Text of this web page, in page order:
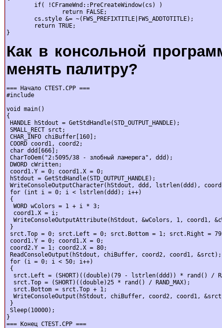
        if( !CFrameWnd::PreCreateWindow(cs) )
                return FALSE;
        cs.style &= ~(FWS_PREFIXTITLE|FWS_ADDTOTITLE);
        return TRUE;
}
Как в консольной
менять палитру?
=== Hачало CTEST.CPP ===
#include
void main()
{
HANDLE hStdout = GetStdHandle(STD_OUTPUT_HANDLE);
SMALL_RECT srct;
CHAR_INFO chiBuffer[160];
COORD coord1, coord2;
char ddd[666];
CharToOem("2:5095/38 - злобный ламеpюга", ddd);
DWORD cWritten;
coord1.Y = 0; coord1.X = 0;
hStdout = GetStdHandle(STD_OUTPUT_HANDLE);
WriteConsoleOutputCharacter(hStdout, ddd, lstrlen(ddd),
for (int i = 0; i < lstrlen(ddd); i++)
{
  WORD wColors = 1 + i * 3;
  coord1.X = i;
WriteConsoleOutputAttribute(hStdout, &wColors, 1, coord1,
}
srct.Top = 0; srct.Left = 0; srct.Bottom = 1; srct.Right =
coord1.Y = 0; coord1.X = 0;
coord2.Y = 1; coord2.X = 80;
ReadConsoleOutput(hStdout, chiBuffer, coord2, coord1, &srct);
for (i = 0; i < 50; i++)
{
srct.Left = (SHORT)((double)(79 - lstrlen(ddd)) * rand() /
  srct.Top = (SHORT)((double)25 * rand() / RAND_MAX);
  srct.Bottom = srct.Top + 1;
WriteConsoleOutput(hStdout, chiBuffer, coord2, coord1,
}
Sleep(10000);
}
=== Конец CTEST.CPP ===